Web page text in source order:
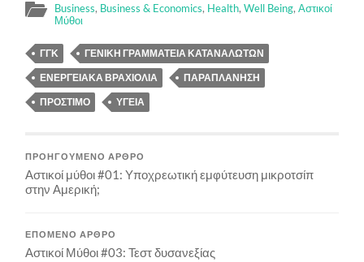
Business, Business & Economics, Health,Well Being,Αστικοί
Μύθοι
ΓΓΚ
ΓΕΝΙΚΉ ΓΡΑΜΜΑΤΕΊΑ ΚΑΤΑΝΑΛΩΤΏΝ
ΕΝΕΡΓΕΙΑΚΆ ΒΡΑΧΙΌΛΙΑ
ΠΑΡΑΠΛΆΝΗΣΗ
ΠΡΌΣΤΙΜΟ
ΥΓΕΊΑ
ΠΡΟΗΓΟΎΜΕΝΟ ΆΡΘΡΟ
Αστικοί μύθοι #01: Υποχρεωτική εμφύτευση μικροτσίπ
στην Αμερική;
ΕΠΌΜΕΝΟ ΆΡΘΡΟ
Αστικοί Μύθοι #03: Τεστ δυσανεξίας